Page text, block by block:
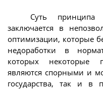
Суть принципа
заключается в
оптимизации, которые
недоработки в
которых некоторые
являются спорными и
государства, так и в